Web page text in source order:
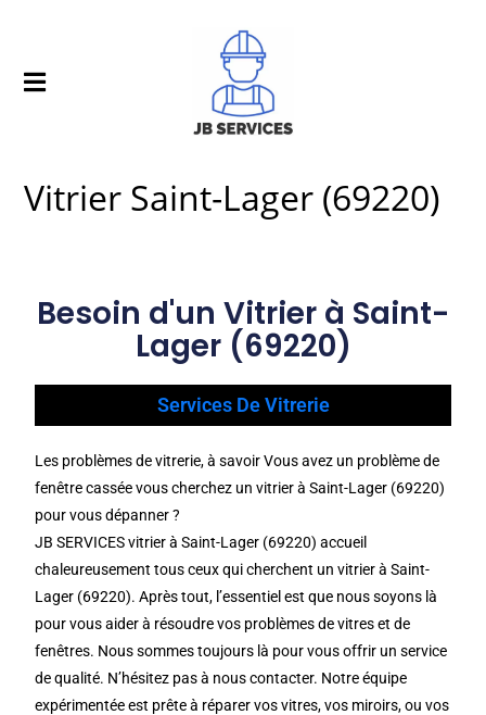
Vitrier Saint-Lager (69220)
Besoin d'un Vitrier à Saint-
Lager (69220)
Services De Vitrerie
Les problèmes de vitrerie, à savoir Vous avez un problème de
fenêtre cassée vous cherchez un vitrier à Saint-Lager (69220)
pour vous dépanner ?
JB SERVICES vitrier à Saint-Lager (69220) accueil
chaleureusement tous ceux qui cherchent un vitrier à Saint-
Lager (69220). Après tout, l’essentiel est que nous soyons là
pour vous aider à résoudre vos problèmes de vitres et de
fenêtres. Nous sommes toujours là pour vous offrir un service
de qualité. N’hésitez pas à nous contacter. Notre équipe
expérimentée est prête à réparer vos vitres, vos miroirs, ou vos